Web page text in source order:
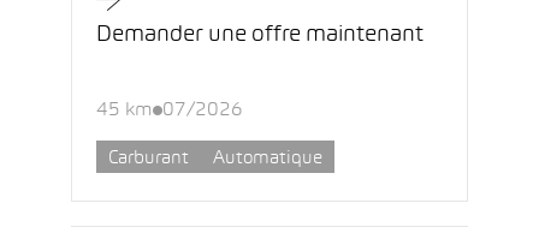
Demander une offre maintenant
45 km 07/2026
Carburant Automatique